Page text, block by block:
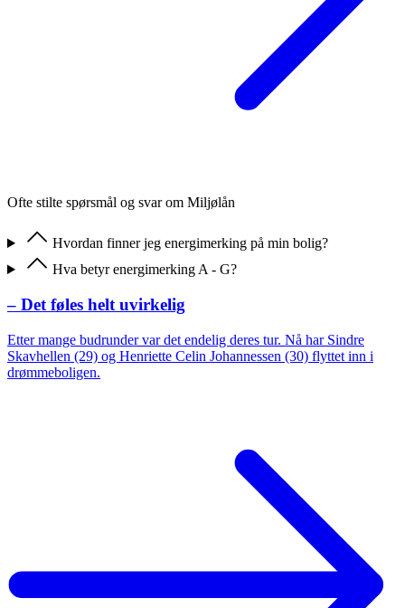
Ofte stilte spørsmål og svar om Miljølån
Hvordan finner jeg energimerking på min bolig?
Hva betyr energimerking A - G?
– Det føles helt uvirkelig
Etter mange budrunder var det endelig deres tur. Nå har Sindre
Skavhellen (29) og Henriette Celin Johannessen (30) flyttet inn i
drømmeboligen.